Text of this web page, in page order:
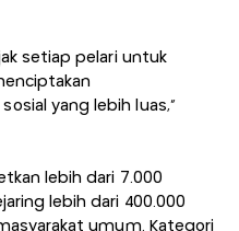
setiap pelari untuk
yang lebih luas,”
lebih dari 7.000
lebih dari 400.000
umum. Kategori